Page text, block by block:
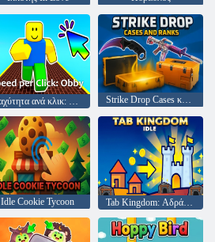
Strike Drop Cases και Ranks
Idle Cookie Tycoon Tab Kingdom: Αδράνεια